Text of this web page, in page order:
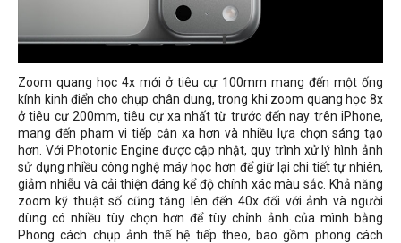
Zoom quang học 4x mới ở tiêu cự 100mm mang đến một ống
kính kinh điển cho chụp chân dung, trong khi zoom quang học 8x
ở tiêu cự 200mm, tiêu cự xa nhất từ ​​trước đến nay trên iPhone,
mang đến phạm vi tiếp cận xa hơn và nhiều lựa chọn sáng tạo
hơn. Với Photonic Engine được cập nhật, quy trình xử lý hình ảnh
sử dụng nhiều công nghệ máy học hơn để giữ lại chi tiết tự nhiên,
giảm nhiễu và cải thiện đáng kể độ chính xác màu sắc. Khả năng
zoom kỹ thuật số cũng tăng lên đến 40x đối với ảnh và người
dùng có nhiều tùy chọn hơn để tùy chỉnh ảnh của mình bằng
Phong cách chụp ảnh thế hệ tiếp theo, bao gồm phong cách